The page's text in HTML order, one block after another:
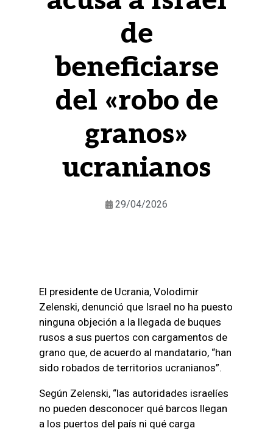
de
beneficiarse
del «robo de
granos»
ucranianos
29/04/2026
El presidente de Ucrania, Volodimir
Zelenski, denunció que Israel no ha puesto
ninguna objeción a la llegada de buques
rusos a sus puertos con cargamentos de
grano que, de acuerdo al mandatario, “han
sido robados de territorios ucranianos”.
Según Zelenski, “las autoridades israelíes
no pueden desconocer qué barcos llegan
a los puertos del país ni qué carga